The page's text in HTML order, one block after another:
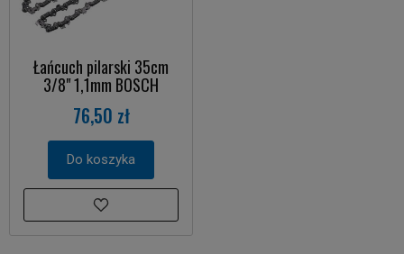
Łańcuch pilarski 35cm
3/8" 1,1mm BOSCH
76,50 zł
Do koszyka